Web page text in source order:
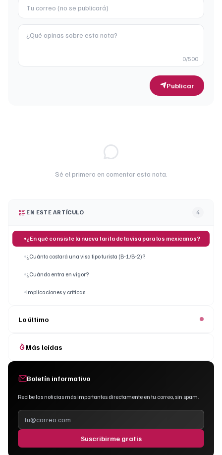
0/500
Publicar
Sé el primero en comentar esta nota.
EN ESTE ARTÍCULO 4
¿En qué consiste la nueva tarifa de la visa para los mexicanos?
¿Cuánto costará una visa tipo turista (B‑1/B‑2)?
¿Cuándo entra en vigor?
Implicaciones y críticas
Lo último
Más leídas
Boletín informativo
Recibe las noticias más importantes directamente en tu correo, sin spam.
Suscribirme gratis